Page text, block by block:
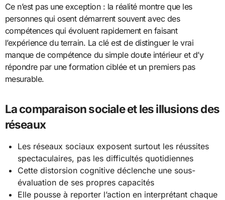
Ce n’est pas une exception : la réalité montre que les
personnes qui osent démarrent souvent avec des
compétences qui évoluent rapidement en faisant
l’expérience du terrain. La clé est de distinguer le vrai
manque de compétence du simple doute intérieur et d’y
répondre par une formation ciblée et un premiers pas
mesurable.
La comparaison sociale et les illusions des
réseaux
Les réseaux sociaux exposent surtout les réussites
spectaculaires, pas les difficultés quotidiennes
Cette distorsion cognitive déclenche une sous-
évaluation de ses propres capacités
Elle pousse à reporter l’action en interprétant chaque